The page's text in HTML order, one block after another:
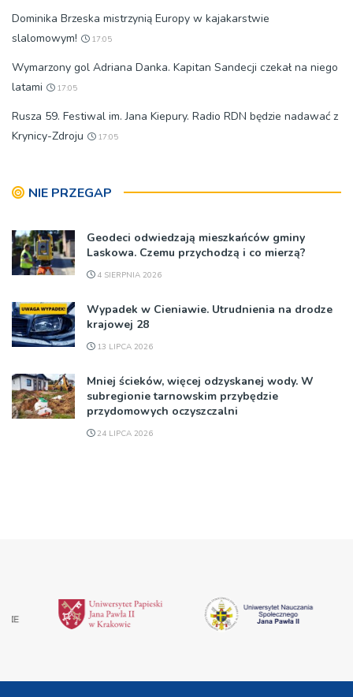
Dominika Brzeska mistrzynią Europy w kajakarstwie
slalomowym!
17:05
Wymarzony gol Adriana Danka. Kapitan Sandecji czekał na niego
latami
17:05
Rusza 59. Festiwal im. Jana Kiepury. Radio RDN będzie nadawać z
Krynicy-Zdroju
17:05
NIE PRZEGAP
Geodeci odwiedzają mieszkańców gminy
Laskowa. Czemu przychodzą i co mierzą?
4 SIERPNIA 2026
Wypadek w Cieniawie. Utrudnienia na drodze
krajowej 28
13 LIPCA 2026
Mniej ścieków, więcej odzyskanej wody. W
subregionie tarnowskim przybędzie
przydomowych oczyszczalni
24 LIPCA 2026